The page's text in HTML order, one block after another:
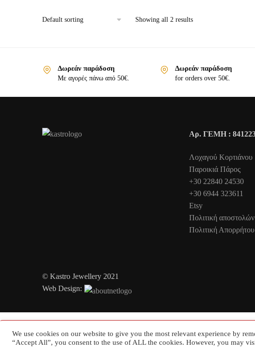
Showing all 2 results
Δωρεάν παράδοση
Με αγορές πάνω από 50€.
Δωρεάν παράδοση
for orders over 50€.
Αρ. ΓΕΜΗ :
Λοχαγού
Παροικιά Πάρος
+30 22840 24530
+30 6944 323611
Etsy
Πολιτική αποστολών
Πολιτική Απορρήτου
© Kastro Jewellery 2021
Web Design:
We use cookies on our website to give you the most relevant experience by
“Accept All”, you consent to the use of ALL the cookies. However, you may
Error: "Undefined constant "ICL_LANGUAGE_CODE""